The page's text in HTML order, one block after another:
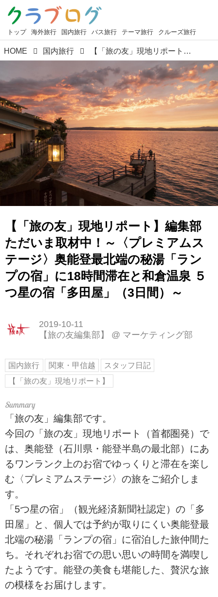
トップ 海外旅行 国内旅行 バス旅行 テーマ旅行 クルーズ旅行
HOME 国内旅行 【「旅の友」現地リポート】編集部ただいま取材中！～〈プレミアムステージ〉奥能登最北端の秘湯「ランプの宿」に18時間滞在と和倉温泉 ５つ星の宿「多田屋」（3日間）～
【「旅の友」現地リポート】編集部
ただいま取材中！～〈プレミアムス
テージ〉奥能登最北端の秘湯「ラン
プの宿」に18時間滞在と和倉温泉 ５
つ星の宿「多田屋」（3日間）～
2019-10-11
【旅の友編集部】
@ マーケティング部
国内旅行 関東・甲信越
スタッフ日記
【「旅の友」現地リポート】
「旅の友」編集部です。
今回の「旅の友」現地リポート（首都圏発）で
は、奥能登（石川県・能登半島の最北部）にあ
るワンランク上のお宿でゆっくりと滞在を楽し
む〈プレミアムステージ〉の旅をご紹介しま
す。
「5つ星の宿」（観光経済新聞社認定）の「多
田屋」と、個人では予約が取りにくい奥能登最
北端の秘湯「ランプの宿」に宿泊した旅仲間た
ち。それぞれお宿での思い思いの時間を満喫し
たようです。能登の美食も堪能した、贅沢な旅
の模様をお届けします。